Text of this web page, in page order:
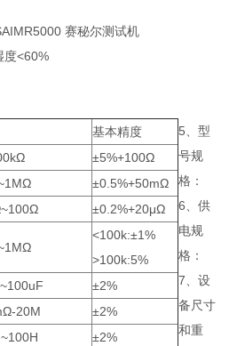
赛秘尔测试机
<60%
基本精度
±5%+100Ω
±0.5%+50mΩ
±0.2%+20μΩ
<100k:±1%
>100k:5%
±2%
20M
±2%
±2%
5、型
号规
格：
6、供
电规
格：
7、设
备尺寸
和重